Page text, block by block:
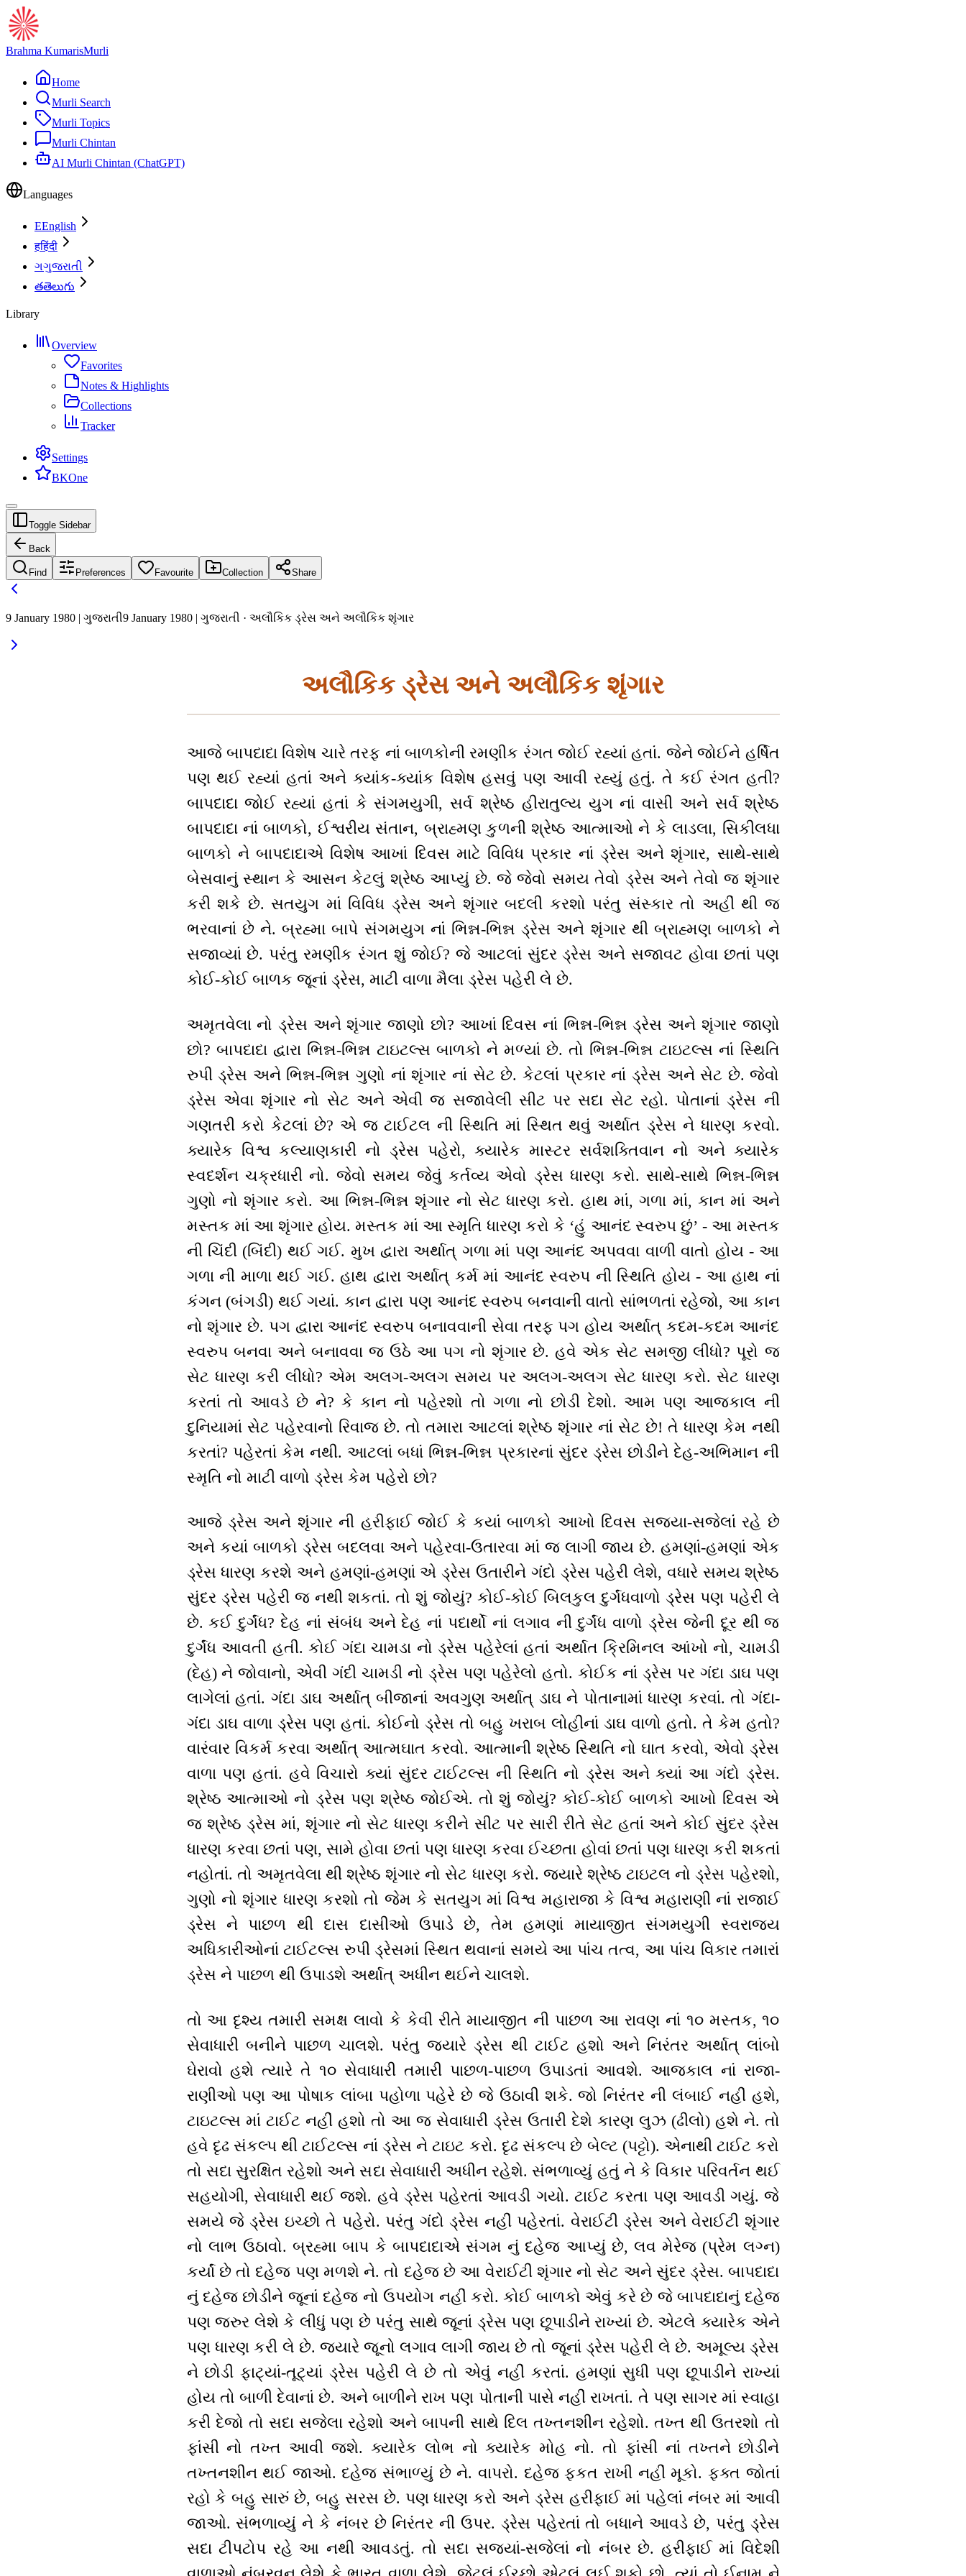
Brahma KumarisMurli
Home
Murli Search
Murli Topics
Murli Chintan
AI Murli Chintan (ChatGPT)
Languages
EEnglish
हहिंदी
ગગુજરાતી
తతెలుగు
Library
Overview
Favorites
Notes & Highlights
Collections
Tracker
Settings
BKOne
Toggle Sidebar
Back
Find Preferences Favourite Collection Share
9 January 1980 | ગુજરાતી9 January 1980 | ગુજરાતી · અલૌકિક ડ્રેસ અને અલૌકિક શૃંગાર
અલૌકિક ડ્રેસ અને અલૌકિક શૃંગાર
આજે બાપદાદા વિશેષ ચારે તરફ નાં બાળકોની રમણીક રંગત જોઈ રહ્યાં હતાં. જેને જોઈને હર્ષિત
પણ થઈ રહ્યાં હતાં અને ક્યાંક-ક્યાંક વિશેષ હસવું પણ આવી રહ્યું હતું. તે કઈ રંગત હતી?
બાપદાદા જોઈ રહ્યાં હતાં કે સંગમયુગી, સર્વ શ્રેષ્ઠ હીરાતુલ્ય યુગ નાં વાસી અને સર્વ શ્રેષ્ઠ
બાપદાદા નાં બાળકો, ઈશ્વરીય સંતાન, બ્રાહ્મણ કુળની શ્રેષ્ઠ આત્માઓ ને કે લાડલા, સિકીલધા
બાળકો ને બાપદાદાએ વિશેષ આખાં દિવસ માટે વિવિધ પ્રકાર નાં ડ્રેસ અને શૃંગાર, સાથે-સાથે
બેસવાનું સ્થાન કે આસન કેટલું શ્રેષ્ઠ આપ્યું છે. જે જેવો સમય તેવો ડ્રેસ અને તેવો જ શૃંગાર
કરી શકે છે. સતયુગ માં વિવિધ ડ્રેસ અને શૃંગાર બદલી કરશો પરંતુ સંસ્કાર તો અહીં થી જ
ભરવાનાં છે ને. બ્રહ્મા બાપે સંગમયુગ નાં ભિન્ન-ભિન્ન ડ્રેસ અને શૃંગાર થી બ્રાહ્મણ બાળકો ને
સજાવ્યાં છે. પરંતુ રમણીક રંગત શું જોઈ? જે આટલાં સુંદર ડ્રેસ અને સજાવટ હોવા છતાં પણ
કોઈ-કોઈ બાળક જૂનાં ડ્રેસ, માટી વાળા મૈલા ડ્રેસ પહેરી લે છે.
અમૃતવેલા નો ડ્રેસ અને શૃંગાર જાણો છો? આખાં દિવસ નાં ભિન્ન-ભિન્ન ડ્રેસ અને શૃંગાર જાણો
છો? બાપદાદા દ્વારા ભિન્ન-ભિન્ન ટાઇટલ્સ બાળકો ને મળ્યાં છે. તો ભિન્ન-ભિન્ન ટાઇટલ્સ નાં સ્થિતિ
રુપી ડ્રેસ અને ભિન્ન-ભિન્ન ગુણો નાં શૃંગાર નાં સેટ છે. કેટલાં પ્રકાર નાં ડ્રેસ અને સેટ છે. જેવો
ડ્રેસ એવા શૃંગાર નો સેટ અને એવી જ સજાવેલી સીટ પર સદા સેટ રહો. પોતાનાં ડ્રેસ ની
ગણતરી કરો કેટલાં છે? એ જ ટાઈટલ ની સ્થિતિ માં સ્થિત થવું અર્થાત ડ્રેસ ને ધારણ કરવો.
ક્યારેક વિશ્વ કલ્યાણકારી નો ડ્રેસ પહેરો, ક્યારેક માસ્ટર સર્વશક્તિવાન નો અને ક્યારેક
સ્વદર્શન ચક્રધારી નો. જેવો સમય જેવું કર્તવ્ય એવો ડ્રેસ ધારણ કરો. સાથે-સાથે ભિન્ન-ભિન્ન
ગુણો નો શૃંગાર કરો. આ ભિન્ન-ભિન્ન શૃંગાર નો સેટ ધારણ કરો. હાથ માં, ગળા માં, કાન માં અને
મસ્તક માં આ શૃંગાર હોય. મસ્તક માં આ સ્મૃતિ ધારણ કરો કે ‘હું આનંદ સ્વરુપ છું’ - આ મસ્તક
ની ચિંદી (બિંદી) થઈ ગઈ. મુખ દ્વારા અર્થાત્ ગળા માં પણ આનંદ અપવવા વાળી વાતો હોય - આ
ગળા ની માળા થઈ ગઈ. હાથ દ્વારા અર્થાત્ કર્મ માં આનંદ સ્વરુપ ની સ્થિતિ હોય - આ હાથ નાં
કંગન (બંગડી) થઈ ગયાં. કાન દ્વારા પણ આનંદ સ્વરુપ બનવાની વાતો સાંભળતાં રહેજો, આ કાન
નો શૃંગાર છે. પગ દ્વારા આનંદ સ્વરુપ બનાવવાની સેવા તરફ પગ હોય અર્થાત્ કદમ-કદમ આનંદ
સ્વરુપ બનવા અને બનાવવા જ ઉઠે આ પગ નો શૃંગાર છે. હવે એક સેટ સમજી લીધો? પૂરો જ
સેટ ધારણ કરી લીધો? એમ અલગ-અલગ સમય પર અલગ-અલગ સેટ ધારણ કરો. સેટ ધારણ
કરતાં તો આવડે છે ને? કે કાન નો પહેરશો તો ગળા નો છોડી દેશો. આમ પણ આજકાલ ની
દુનિયામાં સેટ પહેરવાનો રિવાજ છે. તો તમારા આટલાં શ્રેષ્ઠ શૃંગાર નાં સેટ છે! તે ધારણ કેમ નથી
કરતાં? પહેરતાં કેમ નથી. આટલાં બધાં ભિન્ન-ભિન્ન પ્રકારનાં સુંદર ડ્રેસ છોડીને દેહ-અભિમાન ની
સ્મૃતિ નો માટી વાળો ડ્રેસ કેમ પહેરો છો?
આજે ડ્રેસ અને શૃંગાર ની હરીફાઈ જોઈ કે કયાં બાળકો આખો દિવસ સજ્યા-સજેલાં રહે છે
અને કયાં બાળકો ડ્રેસ બદલવા અને પહેરવા-ઉતારવા માં જ લાગી જાય છે. હમણાં-હમણાં એક
ડ્રેસ ધારણ કરશે અને હમણાં-હમણાં એ ડ્રેસ ઉતારીને ગંદો ડ્રેસ પહેરી લેશે, વધારે સમય શ્રેષ્ઠ
સુંદર ડ્રેસ પહેરી જ નથી શકતાં. તો શું જોયું? કોઈ-કોઈ બિલકુલ દુર્ગંધવાળો ડ્રેસ પણ પહેરી લે
છે. કઈ દુર્ગંધ? દેહ નાં સંબંધ અને દેહ નાં પદાર્થો નાં લગાવ ની દુર્ગંધ વાળો ડ્રેસ જેની દૂર થી જ
દુર્ગંધ આવતી હતી. કોઈ ગંદા ચામડા નો ડ્રેસ પહેરેલાં હતાં અર્થાત ક્રિમિનલ આંખો નો, ચામડી
(દેહ) ને જોવાનો, એવી ગંદી ચામડી નો ડ્રેસ પણ પહેરેલો હતો. કોઈક નાં ડ્રેસ પર ગંદા ડાઘ પણ
લાગેલાં હતાં. ગંદા ડાઘ અર્થાત્ બીજાનાં અવગુણ અર્થાત્ ડાઘ ને પોતાનામાં ધારણ કરવાં. તો ગંદા-
ગંદા ડાઘ વાળા ડ્રેસ પણ હતાં. કોઈનો ડ્રેસ તો બહુ ખરાબ લોહીનાં ડાઘ વાળો હતો. તે કેમ હતો?
વારંવાર વિકર્મ કરવા અર્થાત્ આત્મઘાત કરવો. આત્માની શ્રેષ્ઠ સ્થિતિ નો ઘાત કરવો, એવો ડ્રેસ
વાળા પણ હતાં. હવે વિચારો ક્યાં સુંદર ટાઈટલ્સ ની સ્થિતિ નો ડ્રેસ અને ક્યાં આ ગંદો ડ્રેસ.
શ્રેષ્ઠ આત્માઓ નો ડ્રેસ પણ શ્રેષ્ઠ જોઈએ. તો શું જોયું? કોઈ-કોઈ બાળકો આખો દિવસ એ
જ શ્રેષ્ઠ ડ્રેસ માં, શૃંગાર નો સેટ ધારણ કરીને સીટ પર સારી રીતે સેટ હતાં અને કોઈ સુંદર ડ્રેસ
ધારણ કરવા છતાં પણ, સામે હોવા છતાં પણ ધારણ કરવા ઈચ્છતા હોવાં છતાં પણ ધારણ કરી શકતાં
નહોતાં. તો અમૃતવેલા થી શ્રેષ્ઠ શૃંગાર નો સેટ ધારણ કરો. જ્યારે શ્રેષ્ઠ ટાઇટલ નો ડ્રેસ પહેરશો,
ગુણો નો શૃંગાર ધારણ કરશો તો જેમ કે સતયુગ માં વિશ્વ મહારાજા કે વિશ્વ મહારાણી નાં રાજાઈ
ડ્રેસ ને પાછળ થી દાસ દાસીઓ ઉપાડે છે, તેમ હમણાં માયાજીત સંગમયુગી સ્વરાજ્ય
અધિકારીઓનાં ટાઈટલ્સ રુપી ડ્રેસમાં સ્થિત થવાનાં સમયે આ પાંચ તત્વ, આ પાંચ વિકાર તમારાં
ડ્રેસ ને પાછળ થી ઉપાડશે અર્થાત્ અધીન થઈને ચાલશે.
તો આ દૃશ્ય તમારી સમક્ષ લાવો કે કેવી રીતે માયાજીત ની પાછળ આ રાવણ નાં ૧૦ મસ્તક, ૧૦
સેવાધારી બનીને પાછળ ચાલશે. પરંતુ જ્યારે ડ્રેસ થી ટાઈટ હશો અને નિરંતર અર્થાત્ લાંબો
ઘેરાવો હશે ત્યારે તે ૧૦ સેવાધારી તમારી પાછળ-પાછળ ઉપાડતાં આવશે. આજકાલ નાં રાજા-
રાણીઓ પણ આ પોષાક લાંબા પહોળા પહેરે છે જે ઉઠાવી શકે. જો નિરંતર ની લંબાઈ નહીં હશે,
ટાઇટલ્સ માં ટાઈટ નહીં હશો તો આ જ સેવાધારી ડ્રેસ ઉતારી દેશે કારણ લુઝ (ઢીલો) હશે ને. તો
હવે દૃઢ સંકલ્પ થી ટાઈટલ્સ નાં ડ્રેસ ને ટાઇટ કરો. દૃઢ સંકલ્પ છે બેલ્ટ (પટ્ટો). એનાથી ટાઈટ કરો
તો સદા સુરક્ષિત રહેશો અને સદા સેવાધારી અધીન રહેશે. સંભળાવ્યું હતું ને કે વિકાર પરિવર્તન થઈ
સહયોગી, સેવાધારી થઈ જશે. હવે ડ્રેસ પહેરતાં આવડી ગયો. ટાઈટ કરતા પણ આવડી ગયું. જે
સમયે જે ડ્રેસ ઇચ્છો તે પહેરો. પરંતુ ગંદો ડ્રેસ નહીં પહેરતાં. વેરાઈટી ડ્રેસ અને વેરાઈટી શૃંગાર
નો લાભ ઉઠાવો. બ્રહ્મા બાપ કે બાપદાદાએ સંગમ નું દહેજ આપ્યું છે, લવ મેરેજ (પ્રેમ લગ્ન)
કર્યાં છે તો દહેજ પણ મળશે ને. તો દહેજ છે આ વેરાઈટી શૃંગાર નો સેટ અને સુંદર ડ્રેસ. બાપદાદા
નું દહેજ છોડીને જૂનાં દહેજ નો ઉપયોગ નહીં કરો. કોઈ બાળકો એવું કરે છે જે બાપદાદાનું દહેજ
પણ જરુર લેશે કે લીધું પણ છે પરંતુ સાથે જૂનાં ડ્રેસ પણ છૂપાડીને રાખ્યાં છે. એટલે ક્યારેક એને
પણ ધારણ કરી લે છે. જ્યારે જૂનો લગાવ લાગી જાય છે તો જૂનાં ડ્રેસ પહેરી લે છે. અમૂલ્ય ડ્રેસ
ને છોડી ફાટ્યાં-તૂટ્યાં ડ્રેસ પહેરી લે છે તો એવું નહીં કરતાં. હમણાં સુધી પણ છૂપાડીને રાખ્યાં
હોય તો બાળી દેવાનાં છે. અને બાળીને રાખ પણ પોતાની પાસે નહીં રાખતાં. તે પણ સાગર માં સ્વાહા
કરી દેજો તો સદા સજેલા રહેશો અને બાપની સાથે દિલ તખ્તનશીન રહેશો. તખ્ત થી ઉતરશો તો
ફાંસી નો તખ્ત આવી જશે. ક્યારેક લોભ નો ક્યારેક મોહ નો. તો ફાંસી નાં તખ્તને છોડીને
તખ્તનશીન થઈ જાઓ. દહેજ સંભાળ્યું છે ને. વાપરો. દહેજ ફકત રાખી નહીં મૂકો. ફક્ત જોતાં
રહો કે બહુ સારું છે, બહુ સરસ છે. પણ ધારણ કરો અને ડ્રેસ હરીફાઈ માં પહેલાં નંબર માં આવી
જાઓ. સંભળાવ્યું ને કે નંબર છે નિરંતર ની ઉપર. ડ્રેસ પહેરતાં તો બધાને આવડે છે, પરંતુ ડ્રેસ
સદા ટીપટોપ રહે આ નથી આવડતું. તો સદા સજ્યાં-સજેલાં નો નંબર છે. હરીફાઈ માં વિદેશી